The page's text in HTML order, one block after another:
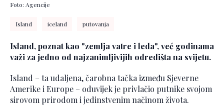
Foto: Agencije
Island iceland putovanja
Island, poznat kao "zemlja vatre i leda", već godinama
važi za jedno od najzanimljivijih odredišta na svijetu.
Island – ta udaljena, čarobna tačka između Sjeverne
Amerike i Europe – oduvijek je privlačio putnike svojom
sirovom prirodom i jedinstvenim načinom života.